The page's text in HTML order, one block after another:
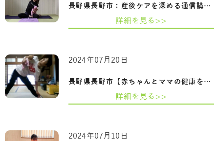
長野県長野市：産後ケアを深める通信講座…
詳細を見る>>
長野県長野市【赤ちゃんとママの健康を守…
2024年07月20日
詳細を見る>>
2024年07月10日